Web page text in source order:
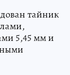
тайник
5,45 мм и